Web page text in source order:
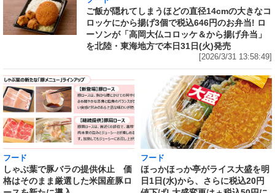
ご飯が隠れてしまうほどの直径14cmの大きなコ
ロッケにから揚げ3個で税込646円のお弁当! ロ
ーソンが「高岡大仏コロッケ＆から揚げ弁当」
を北陸・東海地方で本日31日(火)発売
[2026/3/31 13:58:49]
フード
しゃぶ葉で豚バラの提供休止 価
格はそのまま厳選した米国産豚ロ
フード
ほっかほっか亭がライス大盛を明
日1日(水)から、さらに税込20円